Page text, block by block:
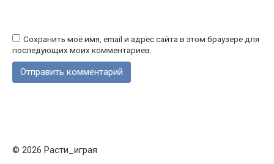
Сохранить моё имя, email и адрес сайта в этом браузере для
последующих моих комментариев.
© 2026 Расти_играя